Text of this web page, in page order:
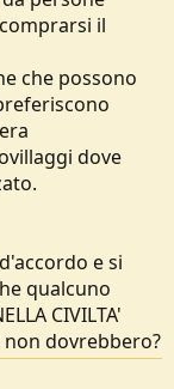
il
che possono
dove
e si
qualcuno
CIVILTA'
dovrebbero?